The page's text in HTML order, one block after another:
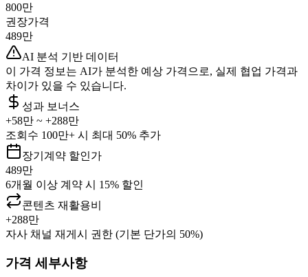
800만
권장가격
489만
AI 분석 기반 데이터
이 가격 정보는 AI가 분석한 예상 가격으로, 실제 협업 가격과
차이가 있을 수 있습니다.
성과 보너스
+58만 ~ +288만
조회수 100만+ 시 최대 50% 추가
장기계약 할인가
489만
6개월 이상 계약 시 15% 할인
콘텐츠 재활용비
+288만
자사 채널 재게시 권한 (기본 단가의 50%)
가격 세부사항